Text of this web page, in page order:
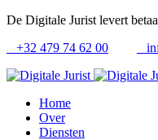
De Digitale Jurist levert
+32 479 74 62 00
Home
Over
Diensten